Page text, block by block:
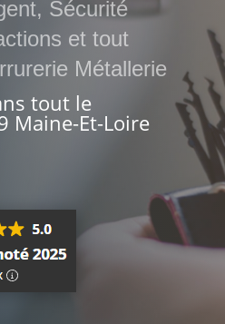
Sécurité
et tout
Métallerie
tout le
Maine-Et-Loire